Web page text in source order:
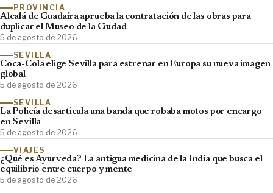
PROVINCIA
Alcalá de Guadaíra aprueba la contratación de las obras para
duplicar el Museo de la Ciudad
5 de agosto de 2026
SEVILLA
Coca-Cola elige Sevilla para estrenar en Europa su nueva imagen
global
5 de agosto de 2026
SEVILLA
La Policía desarticula una banda que robaba motos por encargo
en Sevilla
5 de agosto de 2026
VIAJES
¿Qué es Ayurveda? La antigua medicina de la India que busca el
equilibrio entre cuerpo y mente
5 de agosto de 2026